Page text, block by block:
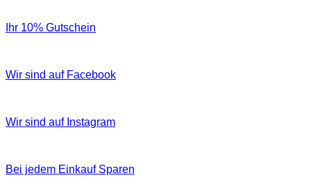
Ihr 10% Gutschein
Wir sind auf Facebook
Wir sind auf Instagram
Bei jedem Einkauf Sparen